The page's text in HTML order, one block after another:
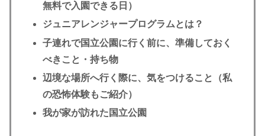
無料で入園できる日）
ジュニアレンジャープログラムとは？
子連れで国立公園に行く前に、準備しておく
べきこと・持ち物
辺境な場所へ行く際に、気をつけること（私
の恐怖体験もご紹介）
我が家が訪れた国立公園